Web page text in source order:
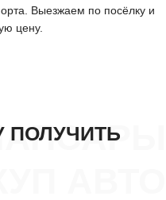
Выезжаем по посёлку и
цену.
ПОЛУЧИТЬ